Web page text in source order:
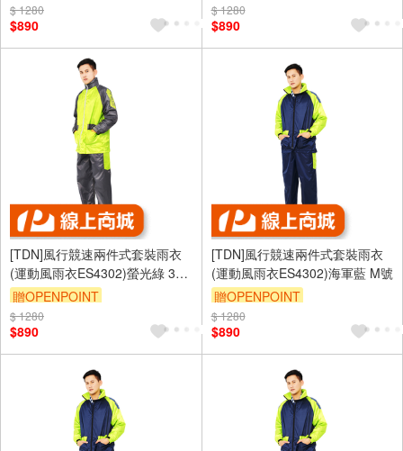
$ 1280
$890
$ 1280
$890
[TDN]風行競速兩件式套裝雨衣
(運動風雨衣ES4302)螢光綠 3XL
號
贈OPENPOINT
$ 1280
$890
[TDN]風行競速兩件式套裝雨衣
(運動風雨衣ES4302)海軍藍 M號
贈OPENPOINT
$ 1280
$890